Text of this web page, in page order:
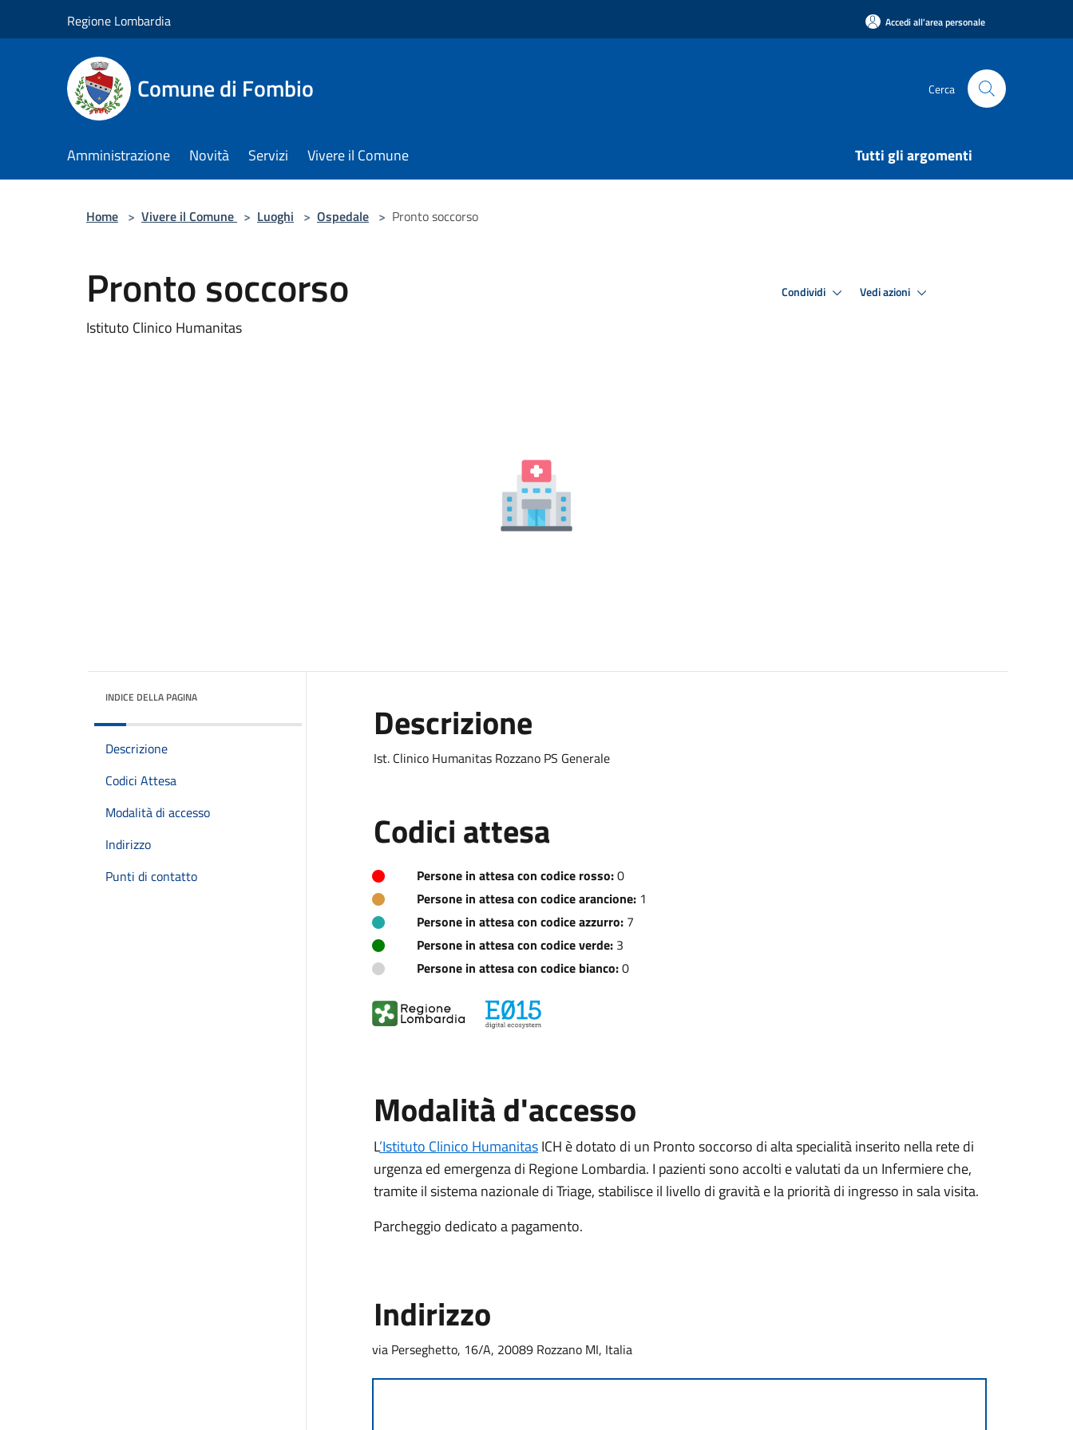
Regione Lombardia Accedi all'area personale
Comune di Fombio Cerca
Amministrazione Novità Servizi Vivere il Comune Tutti gli argomenti
Home > Vivere il Comune > Luoghi > Ospedale > Pronto soccorso
Pronto soccorso
Istituto Clinico Humanitas
Condividi Vedi azioni
INDICE DELLA PAGINA
Descrizione
Codici Attesa
Modalità di accesso
Indirizzo
Punti di contatto
Descrizione
Ist. Clinico Humanitas Rozzano PS Generale
Codici attesa
Persone in attesa con codice rosso:0
Persone in attesa con codice arancione:1
Persone in attesa con codice azzurro:7
Persone in attesa con codice verde:3
Persone in attesa con codice bianco:0
Modalità d'accesso
L’Istituto Clinico HumanitasICH è dotato di un Pronto soccorso di alta specialità inserito nella rete di
urgenza ed emergenza di Regione Lombardia. I pazienti sono accolti e valutati da un Infermiere che,
tramite il sistema nazionale di Triage, stabilisce il livello di gravità e la priorità di ingresso in sala visita.
Parcheggio dedicato a pagamento.
Indirizzo
via Perseghetto, 16/A, 20089 Rozzano MI, Italia